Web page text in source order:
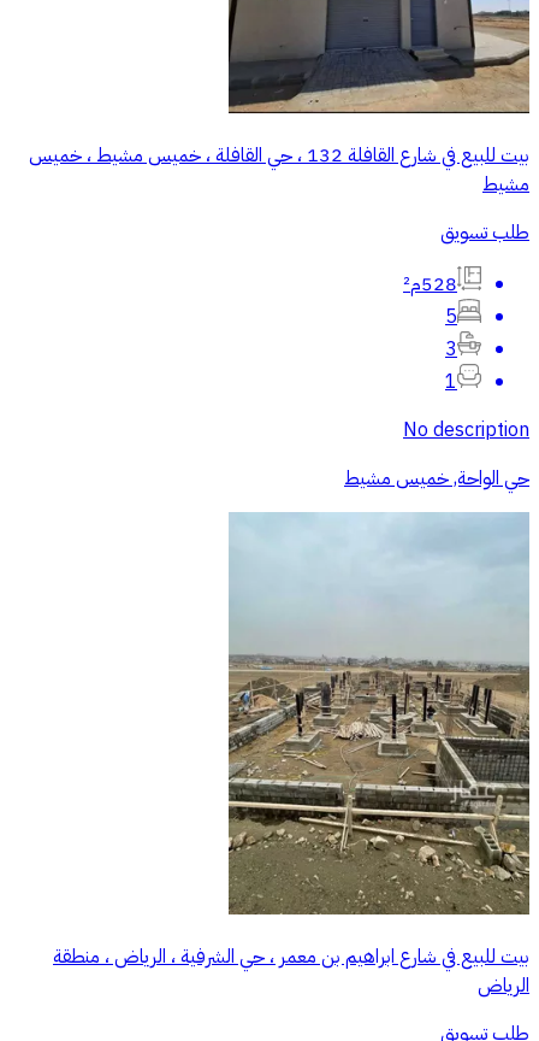
بيت للبيع في شارع القافلة 132 ، حي القافلة ، خميس مشيط ، خميس
مشيط
طلب تسويق
528م²
5
3
1
No description
حي الواحة, خميس مشيط
بيت للبيع في شارع ابراهيم بن معمر ، حي الشرفية ، الرياض ، منطقة
الرياض
طلب تسويق